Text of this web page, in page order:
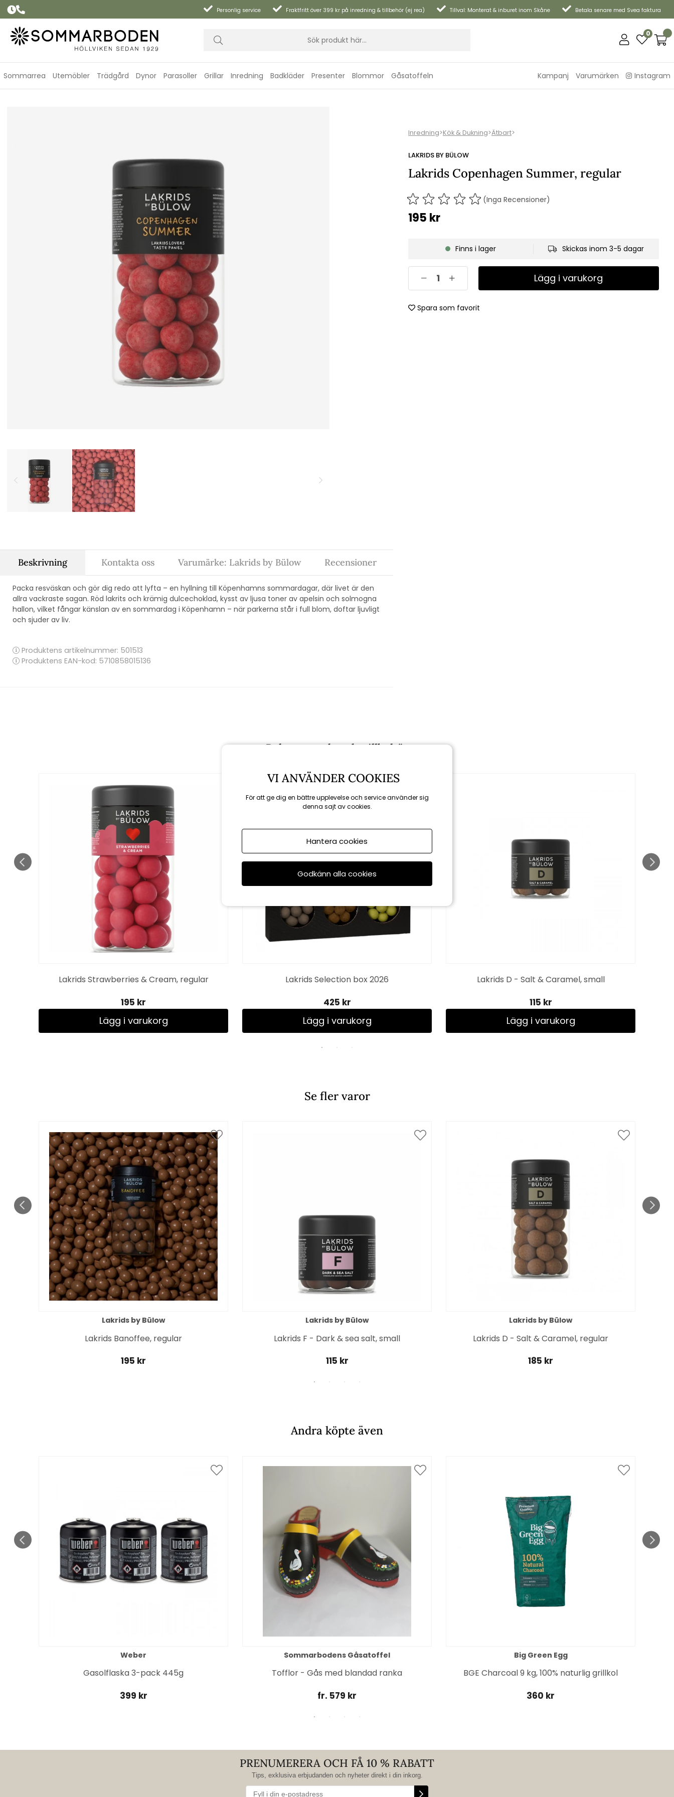
Personlig service Fraktfritt över 399 kr på inredning & tillbehör (ej rea) Tillval: Monterat & inburet inom Skåne Betala senare med Svea faktura
0
Sommarrea Utemöbler Trädgård Dynor Parasoller Grillar Inredning Badkläder Presenter Blommor Gåsatoffeln Kampanj Varumärken Instagram
Inredning>Kök & Dukning>Ätbart>
LAKRIDS BY BÜLOW
Lakrids Copenhagen Summer, regular
(Inga Recensioner)
195 kr
Finns i lager Skickas inom 3-5 dagar
Lägg i varukorg
Spara som favorit
Beskrivning
Packa resväskan och gör dig redo att lyfta – en hyllning till Köpenhamns sommardagar, där livet är den
allra vackraste sagan. Röd lakrits och krämig dulcechoklad, kysst av ljusa toner av apelsin och solmogna
hallon, vilket fångar känslan av en sommardag i Köpenhamn – när parkerna står i full blom, doftar ljuvligt
och sjuder av liv.
Produktens artikelnummer: 501513
Produktens EAN-kod: 5710858015136
Kontakta oss Varumärke: Lakrids by Bülow Recensioner
Rekommenderade tillbehör
Lakrids Strawberries & Cream, regular
195 kr
Lägg i varukorg
Lakrids Selection box 2026
425 kr
Lägg i varukorg
Lakrids D - Salt & Caramel, small
115 kr
Lägg i varukorg
Se fler varor
Lakrids by Bülow
Lakrids Banoffee, regular
195 kr
Lakrids by Bülow
Lakrids F - Dark & sea salt, small
115 kr
Lakrids by Bülow
Lakrids D - Salt & Caramel, regular
185 kr
Andra köpte även
Weber
Gasolflaska 3-pack 445g
399 kr
Sommarbodens Gåsatoffel
Tofflor - Gås med blandad ranka
fr. 579 kr
Big Green Egg
BGE Charcoal 9 kg, 100% naturlig grillkol
360 kr
PRENUMERERA OCH FÅ 10 % RABATT
Tips, exklusiva erbjudanden och nyheter direkt i din inkorg.
VI ANVÄNDER COOKIES
För att ge dig en bättre upplevelse och service använder sig
denna sajt av cookies.
Hantera cookies
Godkänn alla cookies